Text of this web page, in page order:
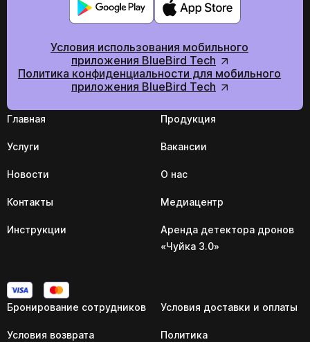
Условия использования мобильного
приложения BlueBird Tech
Политика конфиденциальности для мобильного
приложения BlueBird Tech
Главная Продукция
Услуги Вакансии
Новости О нас
Контакты Медиацентр
Инструкции
Аренда детектора дронов
«Чуйка 3.0»
Бронирование сотрудников Условия доставки и оплаты
Условия возврата
Политика